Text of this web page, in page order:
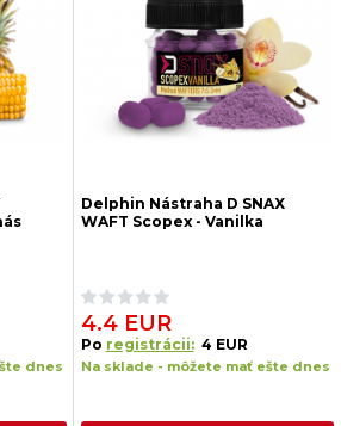
dnes
Delphin Nástraha D SNAX
WAFT Scopex - Vanilka
4.4 EUR
Po registrácii: 4 EUR
Na sklade - môžete mať ešte dnes